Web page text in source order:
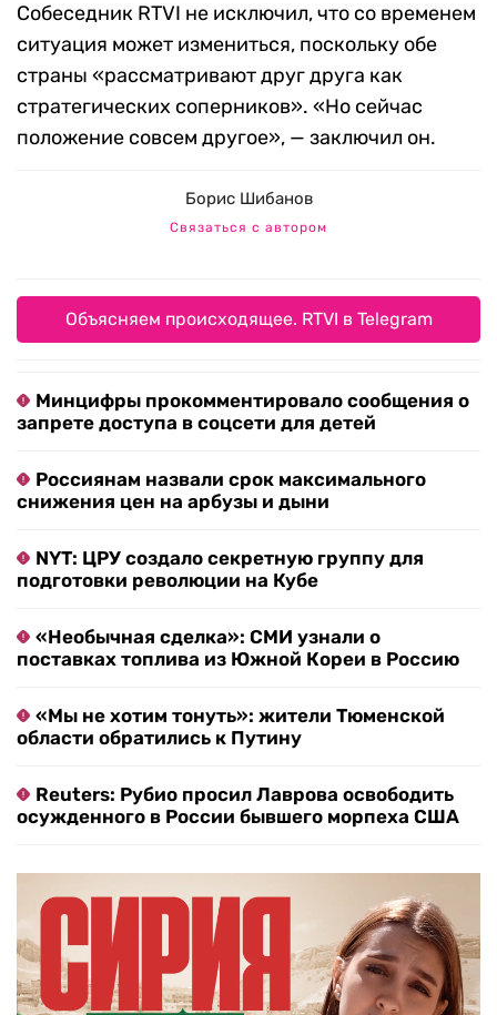
Собеседник RTVI не исключил, что со временем
ситуация может измениться, поскольку обе
страны «рассматривают друг друга как
стратегических соперников». «Но сейчас
положение совсем другое», — заключил он.
Борис Шибанов
Связаться с автором
Объясняем происходящее. RTVI в Telegram
Минцифры прокомментировало сообщения о
запрете доступа в соцсети для детей
Россиянам назвали срок максимального
снижения цен на арбузы и дыни
NYT: ЦРУ создало секретную группу для
подготовки революции на Кубе
«Необычная сделка»: СМИ узнали о
поставках топлива из Южной Кореи в Россию
«Мы не хотим тонуть»: жители Тюменской
области обратились к Путину
Reuters: Рубио просил Лаврова освободить
осужденного в России бывшего морпеха США